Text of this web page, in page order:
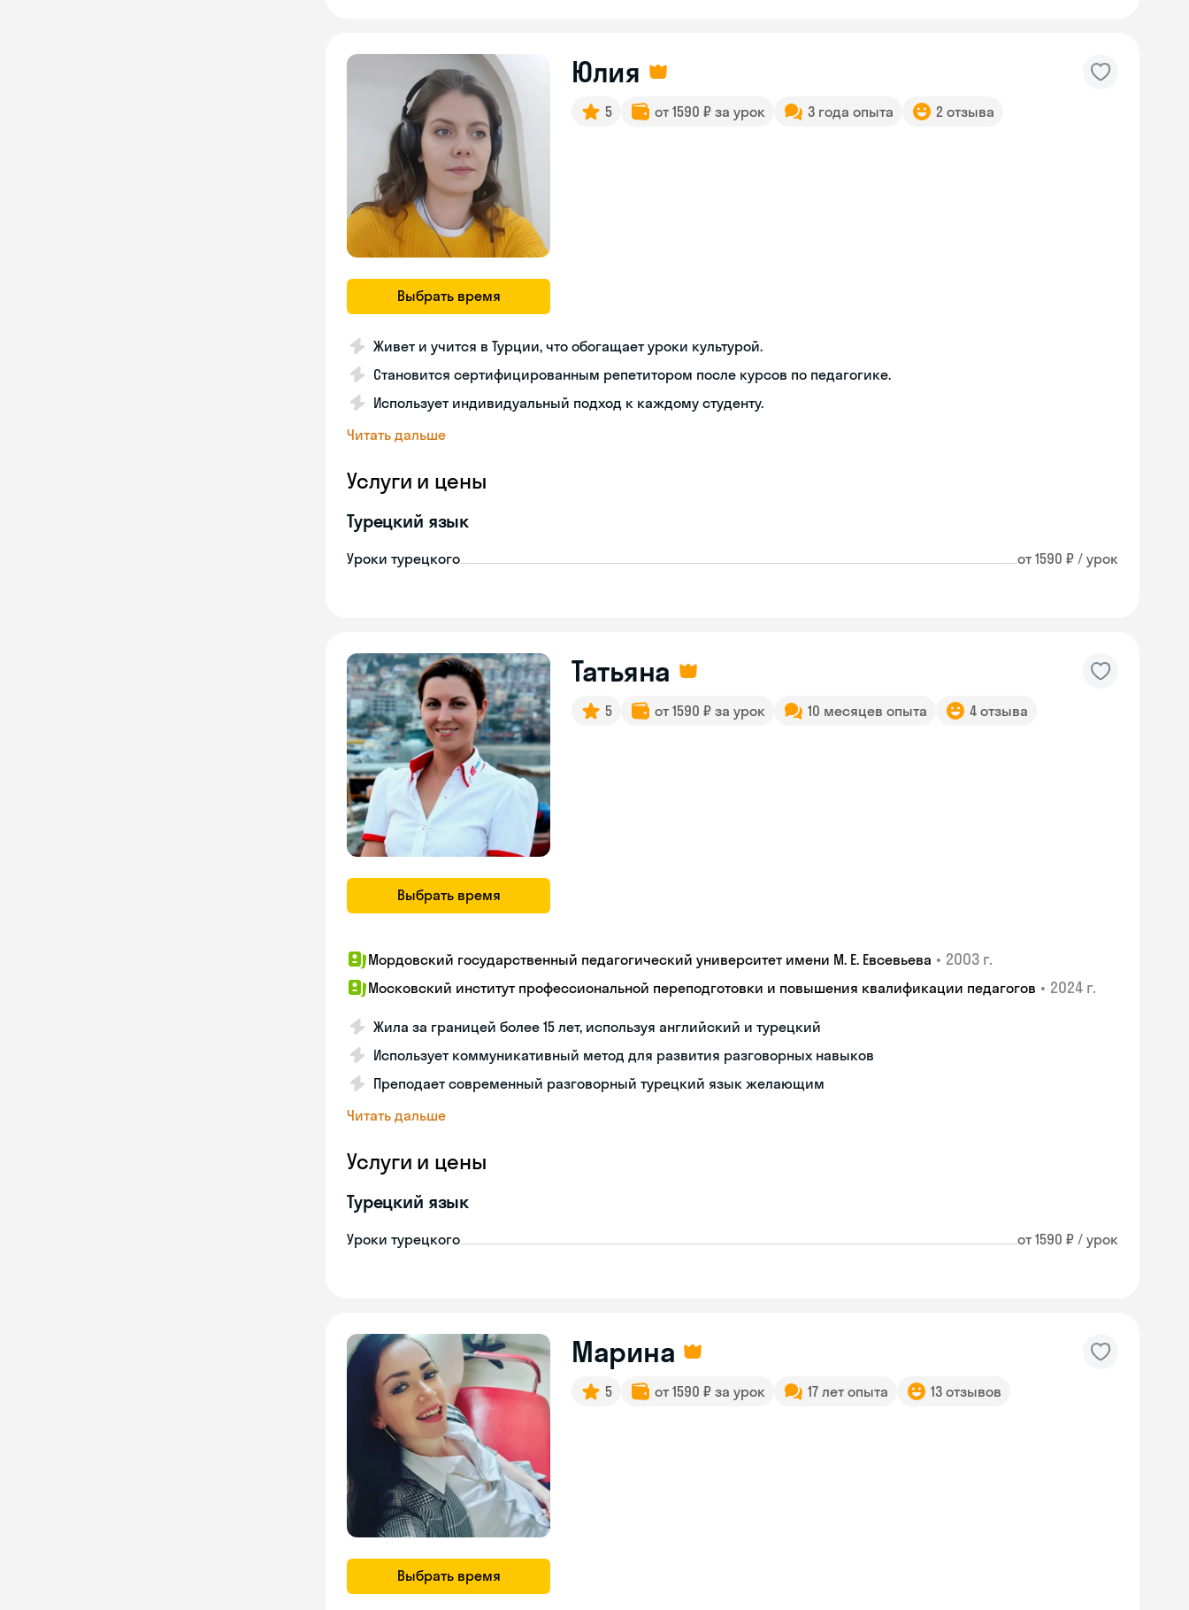
Выбрать время
Юлия
5 от 1590 ₽ за урок 3 года опыта 2 отзыва
Живет и учится в Турции, что обогащает уроки культурой.
Становится сертифицированным репетитором после курсов по педагогике.
Использует индивидуальный подход к каждому студенту.
Читать дальше
Услуги и цены
Турецкий язык
Уроки турецкого от 1590 ₽ / урок
Выбрать время
Татьяна
5 от 1590 ₽ за урок 10 месяцев опыта 4 отзыва
Мордовский государственный педагогический университет имени М. Е. Евсевьева • 2003 г.
Московский институт профессиональной переподготовки и повышения квалификации педагогов • 2024 г.
Жила за границей более 15 лет, используя английский и турецкий
Использует коммуникативный метод для развития разговорных навыков
Преподает современный разговорный турецкий язык желающим
Читать дальше
Услуги и цены
Турецкий язык
Уроки турецкого от 1590 ₽ / урок
Выбрать время
Марина
5 от 1590 ₽ за урок 17 лет опыта 13 отзывов